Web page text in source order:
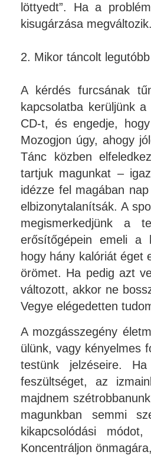
löttyedt”. Ha a
kisugárzása megváltozik.
2. Mikor táncolt
A kérdés furcsának
kapcsolatba kerüljünk
CD-t, és engedje,
Mozogjon úgy, ahogy
Tánc közben
tartjuk magunkat –
idézze fel magában
elbizonytalanítsák. A
megismerkedjünk a
erősítőgépein emeli a
hogy hány kalóriát éget
örömet. Ha pedig azt
változott, akkor ne
Vegye elégedetten
A mozgásszegény
ülünk, vagy kényelmes
testünk jelzéseire.
feszültséget, az
majdnem
magunkban semmi
kikapcsolódási
Koncentráljon